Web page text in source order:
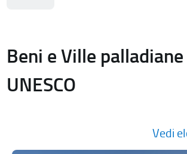
Beni e Ville
UNESCO
Vedi